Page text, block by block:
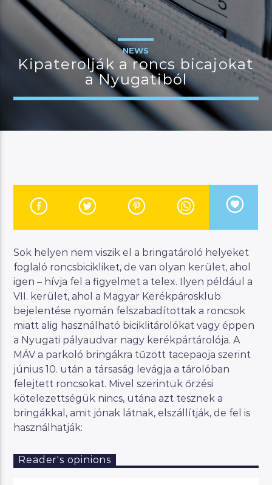
MannaFM
Révész Dani : Mennyei hely
JELENLEGI MŰSOR
MANNA HITS
Manna FM
NEWS
Kipaterolják a roncs bicajokat
a Nyugatiból
Sok helyen nem viszik el a bringatároló helyeket
foglaló roncsbicikliket, de van olyan kerület, ahol
igen – hívja fel a figyelmet a telex. Ilyen például a
VII. kerület, ahol a Magyar Kerékpárosklub
bejelentése nyomán felszabadítottak a roncsok
miatt alig használható biciklitárolókat vagy éppen
a Nyugati pályaudvar nagy kerékpártárolója. A
MÁV a parkoló bringákra tűzött tacepaoja szerint
június 10. után a társaság levágja a tárolóban
felejtett roncsokat. Mivel szerintük őrzési
kötelezettségük nincs, utána azt tesznek a
bringákkal, amit jónak látnak, elszállítják, de fel is
használhatják:
Reader's opinions